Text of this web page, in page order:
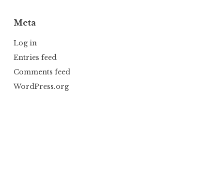
Meta
Log in
Entries feed
Comments feed
WordPress.org